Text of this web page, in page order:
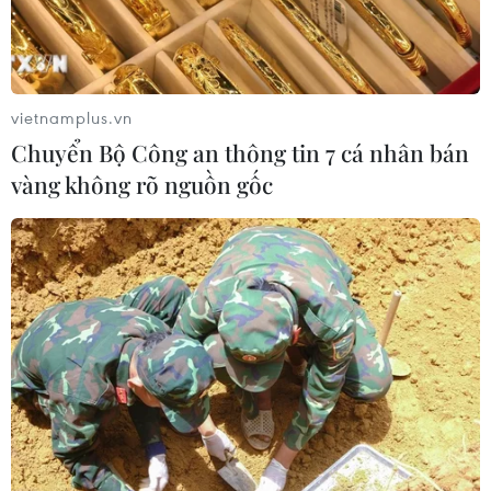
Thái Lan: Xả súng gây thương vong
tại trường học ở Nonthaburi
07/08/2026 05:12
Nghệ nhân Đặng Văn Hậu
thổi sức sống mới cho nghệ thuật tò
he truyền thống
07/08/2026 03:19
Xem thêm
vietnamplus.vn
Chuyển Bộ Công an thông tin 7 cá nhân bán
vàng không rõ nguồn gốc